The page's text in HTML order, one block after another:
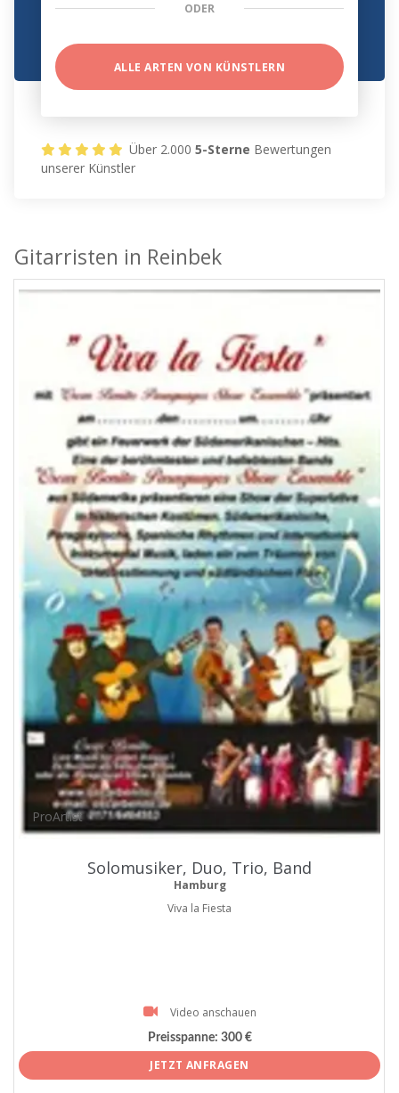
ODER
ALLE ARTEN VON KÜNSTLERN
Über 2.0005-Sterne Bewertungen
unserer Künstler
Gitarristen in Reinbek
ProArtist
Solomusiker, Duo, Trio, Band
Hamburg
Viva la Fiesta
Video anschauen
Preisspanne: 300 €
JETZT ANFRAGEN